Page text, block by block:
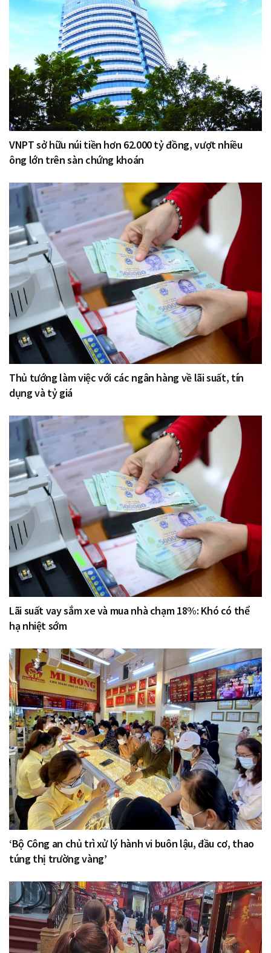
VNPT sở hữu núi tiền hơn 62.000 tỷ đồng, vượt nhiều
ông lớn trên sàn chứng khoán
Thủ tướng làm việc với các ngân hàng về lãi suất, tín
dụng và tỷ giá
Lãi suất vay sắm xe và mua nhà chạm 18%: Khó có thể
hạ nhiệt sớm
‘Bộ Công an chủ trì xử lý hành vi buôn lậu, đầu cơ, thao
túng thị trường vàng’